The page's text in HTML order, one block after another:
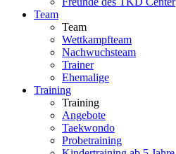
Team
Team
Wettkampfteam
Nachwuchsteam
Trainer
Ehemalige
Training
Training
Angebote
Taekwondo
Probetraining